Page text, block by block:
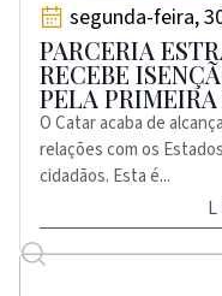
segunda-feira,
PARCERIA
RECEBE
PELA PRIMEIRA
O Catar acaba de
relações com os
cidadãos. Esta é...